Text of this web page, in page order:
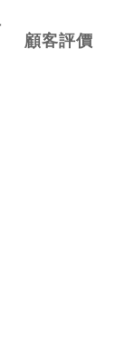
顧客評價